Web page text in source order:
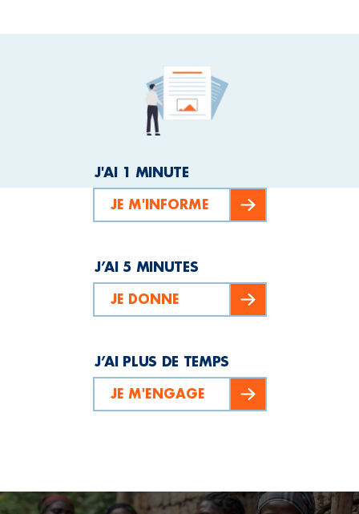
J'AI 1 MINUTE
JE M'INFORME
J’AI 5 MINUTES
JE DONNE
J’AI PLUS DE TEMPS
JE M'ENGAGE